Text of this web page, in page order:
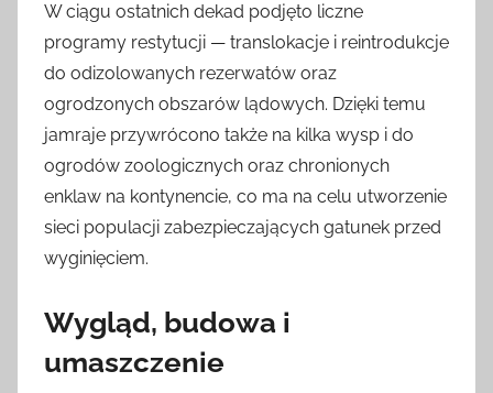
W ciągu ostatnich dekad podjęto liczne
programy restytucji — translokacje i reintrodukcje
do odizolowanych rezerwatów oraz
ogrodzonych obszarów lądowych. Dzięki temu
jamraje przywrócono także na kilka wysp i do
ogrodów zoologicznych oraz chronionych
enklaw na kontynencie, co ma na celu utworzenie
sieci populacji zabezpieczających gatunek przed
wyginięciem.
Wygląd, budowa i
umaszczenie